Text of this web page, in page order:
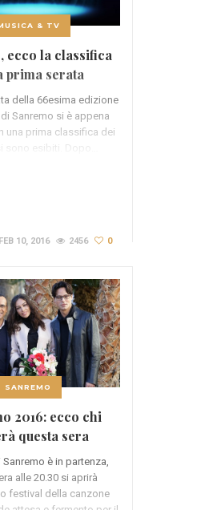
& TV
ecco la classifica
prima serata
della 66esima edizione
Sanremo si è appena
una prima classifica dei
sono esibiti. Dopo…
FEB 10, 2016 2456 0
SANREMO
2016: ecco chi
questa sera
è in partenza,
alle 20.30 si aprirà
festival della canzone